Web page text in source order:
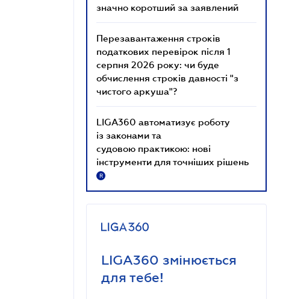
значно коротший за заявлений
Перезавантаження строків
податкових перевірок після 1
серпня 2026 року: чи буде
обчислення строків давності "з
чистого аркуша"?
LIGA360 автоматизує роботу
із законами та
судовою практикою: нові
інструменти для точніших рішень
R
LIGA360 змінюється
для тебе!